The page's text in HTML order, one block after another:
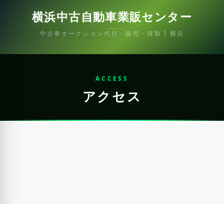
横浜中古自動車業販センター
中古車オークション代行・販売・買取 | 横浜
ACCESS
アクセス